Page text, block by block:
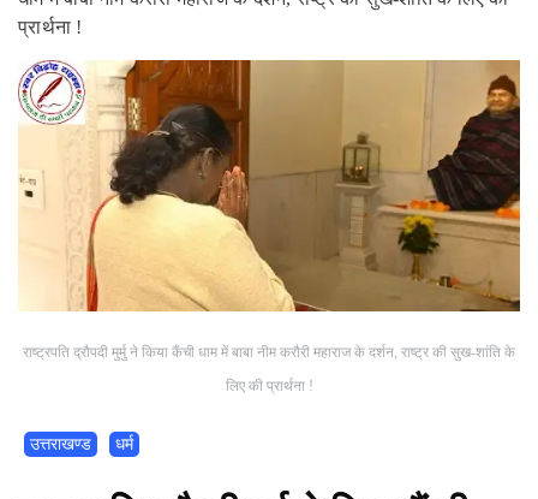
प्रार्थना !
राष्ट्रपति द्रौपदी मुर्मु ने किया कैंची धाम में बाबा नीम करौरी महाराज के दर्शन, राष्ट्र की सुख-शांति के
लिए की प्रार्थना !
उत्तराखण्ड धर्म